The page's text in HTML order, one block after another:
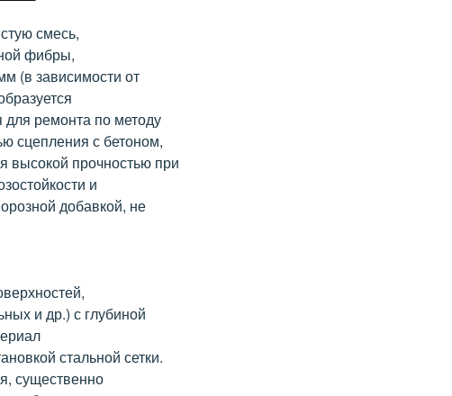
смесь,
фибры,
(в зависимости от
для ремонта по методу
сцепления с бетоном,
высокой прочностью при
и
добавкой, не
и др.) с глубиной
стальной сетки.
существенно